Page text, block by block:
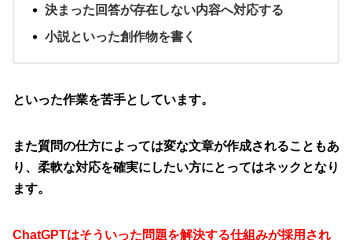
決まった回答が存在しない内容へ対応する
小説といった創作物を書く
といった作業を苦手としています。
また質問の仕方によっては変な文章が作成されることもあ
り、柔軟な対応を確実にしたい方にとってはネックとなり
ます。
ChatGPTはそういった問題を解決する仕組みが採用され